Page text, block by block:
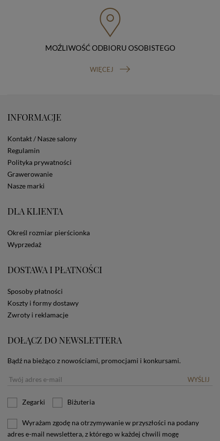
organu nadzorczego (Prezesa Urzędu Ochrony Danych
Osobowych, ul. Stawki 2, 00-193 Warszawa) oraz
prawo do cofnięcia zgody na przetwarzanie danych
osobowych (masz prawo cofnięcia zgody na
przetwarzanie danych w dowolnym momencie;
przetwarzania, którego dokonano na podstawie Twojej
zgody przed jej cofnięciem). W celu wykonania swoich
nie podasz danych, nie będziesz mógł przeglądać
zawartości naszej strony
Zautomatyzowane podejmowanie decyzji
Na stronie Sklepu są wykorzystywane pliki cookies.
Stosowane są one w celach zapewnienia maksymalnej
wygody wszystkich użytkowników (w tym Kupujących)
przy korzystaniu ze Sklepu (zapamiętywanie
preferencji i ustawień na stronie, zbieranie
anonimowych danych dla celów reklamowych i
portale społecznościowe, np. Facebook). Korzystanie
dotyczących cookies oznacza, że będą one
zamieszczane w urządzeniu końcowym każdego
użytkownika. Jeżeli użytkownik nie wyraża zgody na
ustawienia swojej przeglądarki.
informacji o plikach cookies.
MOŹLIWOŚĆ ODBIORU OSOBISTEGO
WIĘCEJ
INFORMACJE
Kontakt / Nasze salony
Regulamin
Polityka prywatności
Grawerowanie
Nasze marki
DLA KLIENTA
Określ rozmiar pierścionka
Wyprzedaż
DOSTAWA I PŁATNOŚCI
Sposoby płatności
Koszty i formy dostawy
Zwroty i reklamacje
DOŁĄCZ DO NEWSLETTERA
Bądź na bieżąco z nowościami, promocjami i konkursami.
WYŚLIJ
Zegarki Biżuteria
Wyrażam zgodę na otrzymywanie w przyszłości na podany
adres e-mail newslettera, z którego w każdej chwili mogę